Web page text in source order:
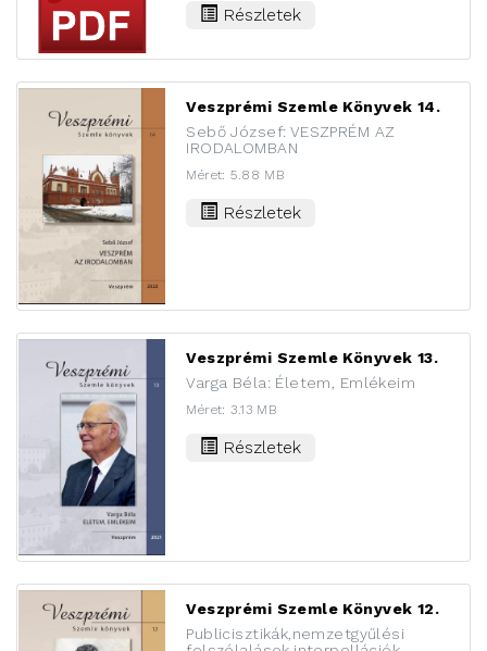
Részletek
Veszprémi Szemle Könyvek 14.
Sebő József: VESZPRÉM AZ
IRODALOMBAN
Méret: 5.88 MB
Részletek
Veszprémi Szemle Könyvek 13.
Varga Béla: Életem, Emlékeim
Méret: 3.13 MB
Részletek
Veszprémi Szemle Könyvek 12.
Publicisztikák,nemzetgyűlési